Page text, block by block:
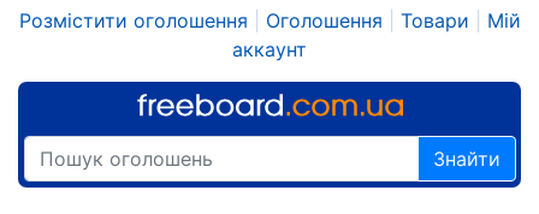
Розмістити оголошення Оголошення Товари
Мій
аккаунт
Знайти